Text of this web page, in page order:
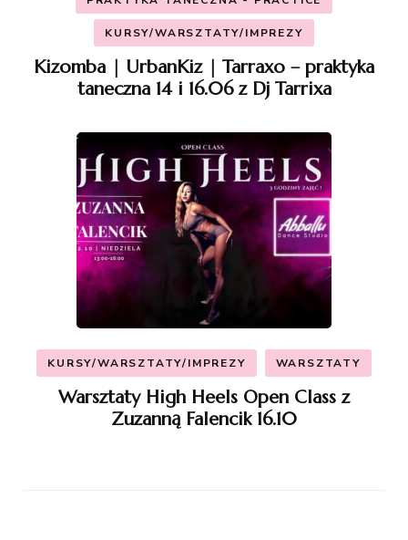
KURSY/WARSZTATY/IMPREZY
Kizomba | UrbanKiz | Tarraxo – praktyka
taneczna 14 i 16.06 z Dj Tarrixa
KURSY/WARSZTATY/IMPREZY WARSZTATY
Warsztaty High Heels Open Class z
Zuzanną Falencik 16.10